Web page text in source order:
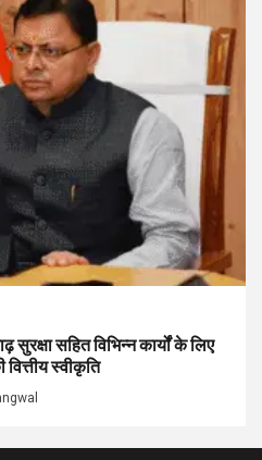
सहित विभिन्न कार्यों के लिए
स्वीकृति